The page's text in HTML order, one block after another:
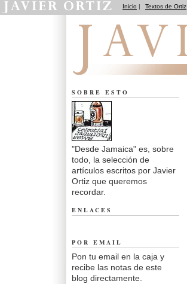
Inicio | Textos de Ortiz
SOBRE ESTO
"Desde Jamaica" es, sobre
todo, la selección de
artículos escritos por Javier
Ortiz que queremos
recordar.
ENLACES
POR EMAIL
Pon tu email en la caja y
recibe las notas de este
blog directamente.